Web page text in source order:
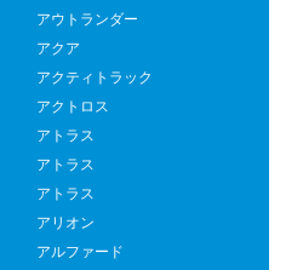
アウトランダー
アクア
アクティトラック
アクトロス
アトラス
アトラス
アトラス
アリオン
アルファード